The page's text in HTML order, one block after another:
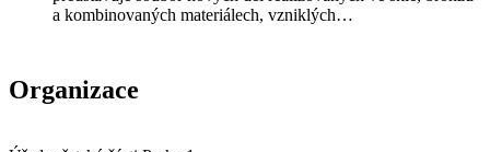
a kombinovaných materiálech, vzniklých…
Organizace